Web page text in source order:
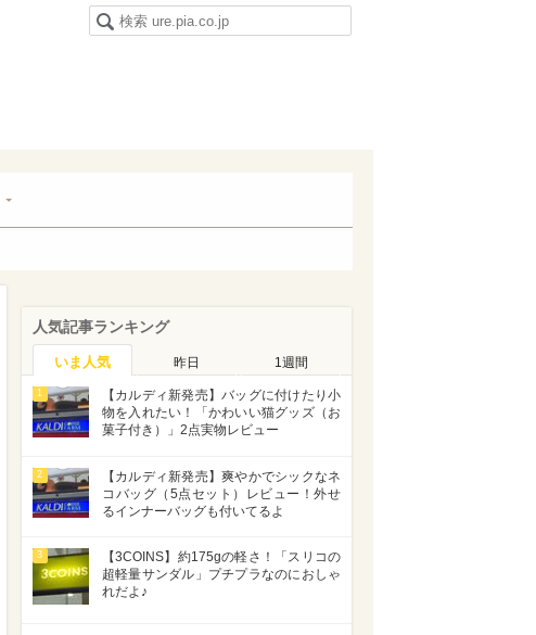
人気記事ランキング
いま人気 昨日 1週間
1
【カルディ新発売】バッグに付けたり小
物を入れたい！「かわいい猫グッズ（お
菓子付き）」2点実物レビュー
2
【カルディ新発売】爽やかでシックなネ
コバッグ（5点セット）レビュー！外せ
るインナーバッグも付いてるよ
3
【3COINS】約175gの軽さ！「スリコの
超軽量サンダル」プチプラなのにおしゃ
れだよ♪